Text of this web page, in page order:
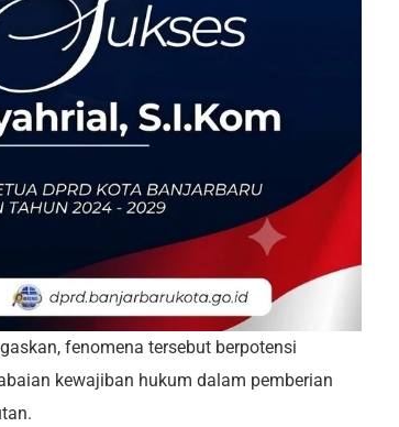
fenomena tersebut berpotensi
kewajiban hukum dalam pemberian